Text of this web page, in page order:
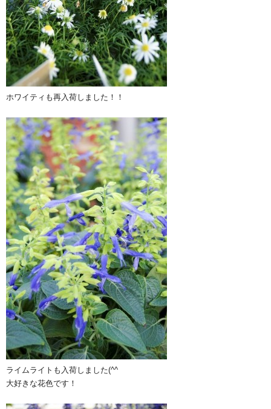
ホワイティも再入荷しました！！
ライムライトも入荷しました(^^ゞ
大好きな花色です！